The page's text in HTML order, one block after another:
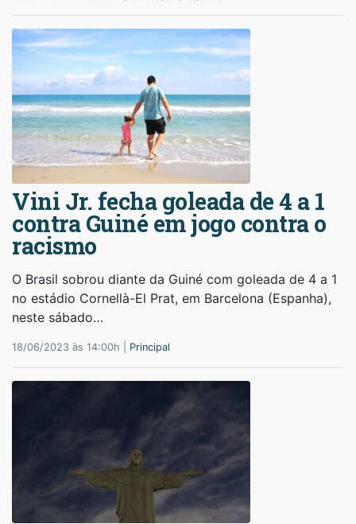
Vini Jr. fecha goleada de 4 a 1
contra Guiné em jogo contra o
racismo
O Brasil sobrou diante da Guiné com goleada de 4 a 1
no estádio Cornellà-El Prat, em Barcelona (Espanha),
neste sábado…
18/06/2023 às 14:00h | Principal